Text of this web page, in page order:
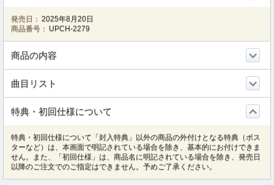
発売日： 2025年8月20日
商品番号： UPCH-2279
商品の内容
曲目リスト
特典・初回仕様について
特典・初回仕様について「封入特典」以外の商品の外付けとなる特典（ポス
ターなど）は、本画面で明記されている場合を除き、基本的にお付けできま
せん。また、「初回仕様」は、商品名に明記されている場合を除き、発売日
以降のご注文でのご指定はできません。予めご了承ください。